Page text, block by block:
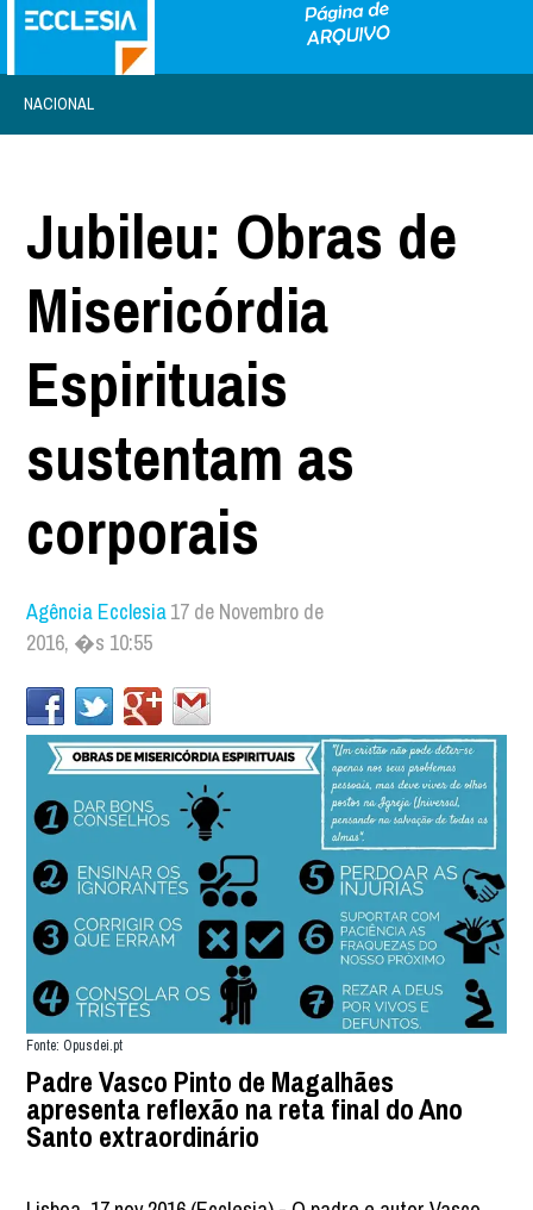
NACIONAL
Jubileu: Obras de
Misericórdia
Espirituais
sustentam as
corporais
Agência Ecclesia17 de Novembro de
2016, �s 10:55
Fonte: Opusdei.pt
Padre Vasco Pinto de Magalhães
apresenta reflexão na reta final do Ano
Santo extraordinário